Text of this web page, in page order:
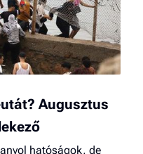
Augusztus
hatóságok, de